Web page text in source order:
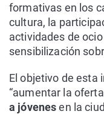
formativas en los
cultura, la
actividades de
sensibilización
El objetivo de esta
“aumentar la
a jóvenesen la